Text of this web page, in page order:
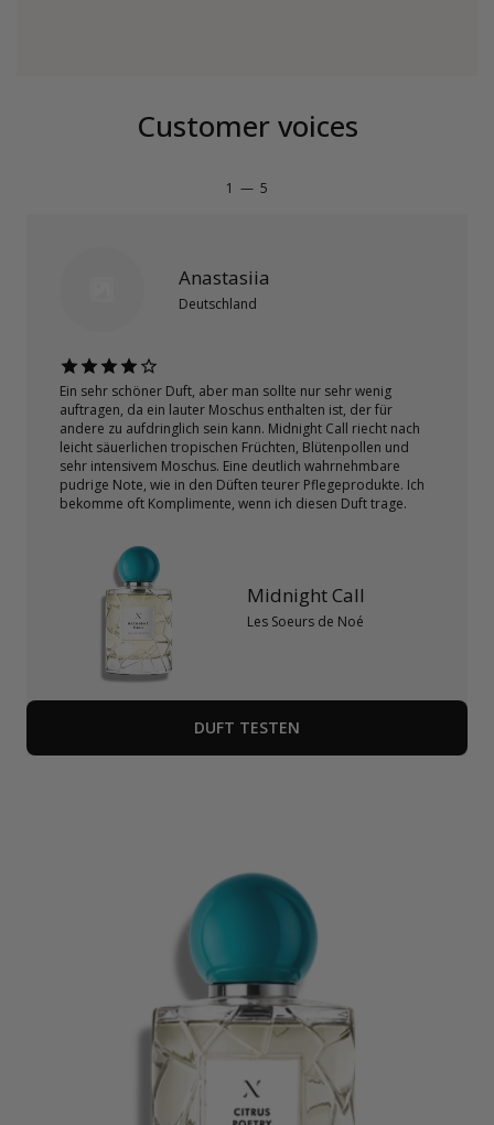
Customer voices
1 — 5
Anastasiia
Deutschland
Ein sehr schöner Duft, aber man sollte nur sehr wenig
auftragen, da ein lauter Moschus enthalten ist, der für
andere zu aufdringlich sein kann. Midnight Call riecht nach
leicht säuerlichen tropischen Früchten, Blütenpollen und
sehr intensivem Moschus. Eine deutlich wahrnehmbare
pudrige Note, wie in den Düften teurer Pflegeprodukte. Ich
bekomme oft Komplimente, wenn ich diesen Duft trage.
Midnight Call
Les Soeurs de Noé
DUFT TESTEN